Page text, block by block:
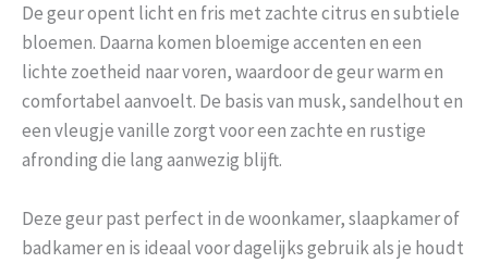
De geur opent licht en fris met zachte citrus en subtiele
bloemen. Daarna komen bloemige accenten en een
lichte zoetheid naar voren, waardoor de geur warm en
comfortabel aanvoelt. De basis van musk, sandelhout en
een vleugje vanille zorgt voor een zachte en rustige
afronding die lang aanwezig blijft.
Deze geur past perfect in de woonkamer, slaapkamer of
badkamer en is ideaal voor dagelijks gebruik als je houdt